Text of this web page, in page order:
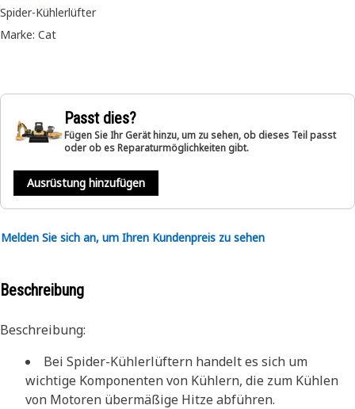
Spider-Kühlerlüfter
Marke: Cat
Passt dies?
Fügen Sie Ihr Gerät hinzu, um zu sehen, ob dieses Teil passt
oder ob es Reparaturmöglichkeiten gibt.
Ausrüstung hinzufügen
Melden Sie sich an, um Ihren Kundenpreis zu sehen
Beschreibung
Beschreibung:
Bei Spider-Kühlerlüftern handelt es sich um
wichtige Komponenten von Kühlern, die zum Kühlen
von Motoren übermäßige Hitze abführen.